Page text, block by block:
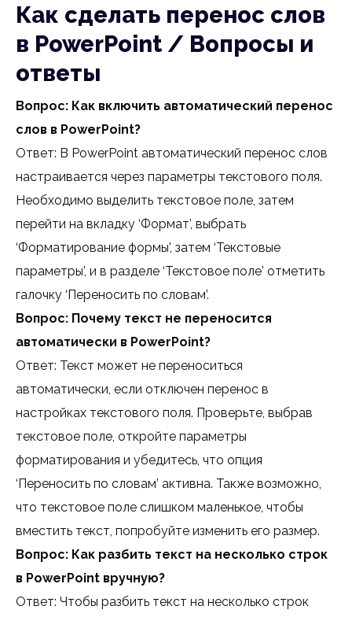
Как сделать перенос слов
в PowerPoint / Вопросы и
ответы
Вопрос: Как включить автоматический перенос
слов в PowerPoint?
Ответ: В PowerPoint автоматический перенос слов
настраивается через параметры текстового поля.
Необходимо выделить текстовое поле, затем
перейти на вкладку ‘Формат’, выбрать
‘Форматирование формы’, затем ‘Текстовые
параметры’, и в разделе ‘Текстовое поле’ отметить
галочку ‘Переносить по словам’.
Вопрос: Почему текст не переносится
автоматически в PowerPoint?
Ответ: Текст может не переноситься
автоматически, если отключен перенос в
настройках текстового поля. Проверьте, выбрав
текстовое поле, откройте параметры
форматирования и убедитесь, что опция
‘Переносить по словам’ активна. Также возможно,
что текстовое поле слишком маленькое, чтобы
вместить текст, попробуйте изменить его размер.
Вопрос: Как разбить текст на несколько строк
в PowerPoint вручную?
Ответ: Чтобы разбить текст на несколько строк